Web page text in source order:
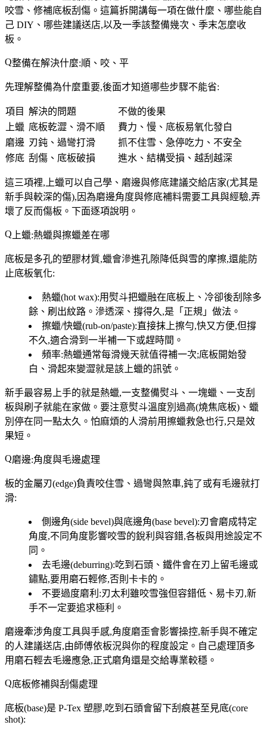
咬雪、修補底板刮傷 。這篇拆開講每一項在做什麼、哪些能自
己 DIY、哪些建議送店,以及一季該整備幾次、季末怎麼收
板。
整備在解決什麼:順、咬、平
先理解整備為什麼重要,後面才知道哪些步驟不能省:
項目 解決的問題
不做的後果
上蠟 底板乾澀、滑不順
費力、慢、底板易氧化發白
磨邊 刃鈍、過彎打滑
抓不住雪、急停吃力、不安全
修底 刮傷、底板破損 進水、結構受損、越刮越深
這三項裡, 上蠟可以自己學、磨邊與修底建議交給店家(尤其是
新手與較深的傷),因為磨邊角度與修底補料需要工具與經驗,弄
壞了反而傷板。下面逐項說明。
上蠟:熱蠟與擦蠟差在哪
底板是多孔的塑膠材質,蠟會滲進孔隙降低與雪的摩擦,還能防
止底板氧化:
熱蠟(hot wax):用熨斗把蠟融在底板上、冷卻後刮除多
餘、刷出紋路。滲透深、撐得久,是「正規」做法。
擦蠟/快蠟(rub-on/paste):直接抹上擦勻,快又方便,但撐
不久,適合滑到一半補一下或趕時間。
頻率:熱蠟通常每滑幾天就值得補一次;底板開始發
白、滑起來變澀就是該上蠟的訊號。
新手最容易上手的就是熱蠟,一支整備熨斗、一塊蠟、一支刮
板與刷子就能在家做。要注意熨斗溫度別過高(燒焦底板)、蠟
別停在同一點太久。怕麻煩的人滑前用擦蠟救急也行,只是效
果短。
磨邊:角度與毛邊處理
板的金屬刃(edge)負責咬住雪、過彎與煞車,鈍了或有毛邊就打
滑:
側邊角(side bevel)與底邊角(base bevel):刃會磨成特定
角度,不同角度影響咬雪的銳利與容錯,各板與用途設定不
同。
去毛邊(deburring):吃到石頭、鐵件會在刃上留毛邊或
鏽點,要用磨石輕修,否則卡卡的。
不要過度磨利 :刃太利雖咬雪強但容錯低、易卡刃,新
手不一定要追求極利。
磨邊牽涉角度工具與手感,角度磨歪會影響操控,新手與不確定
的人建議送店,由師傅依板況與你的程度設定。自己處理頂多
用磨石輕去毛邊應急,正式磨角還是交給專業較穩。
底板修補與刮傷處理
底板(base)是 P-Tex 塑膠,吃到石頭會留下刮痕甚至見底(core
shot):